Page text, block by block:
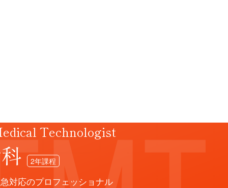
Technologist
2年課程
対応のプロフェッショナル